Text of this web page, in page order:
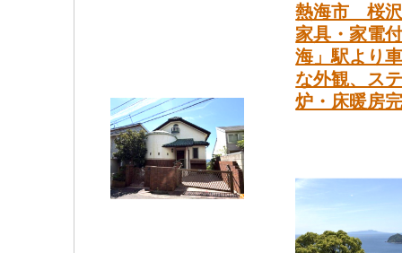
熱海市 桜
家具・家電
海」駅より
な外観、ス
炉・床暖房